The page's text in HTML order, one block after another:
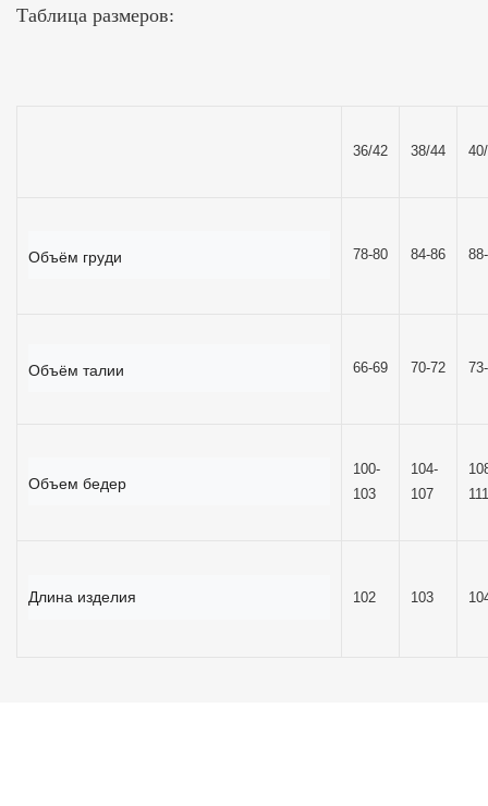
Таблица размеров:
36/42 38/44
Объём груди 78-80 84-86
Объём талии 66-69 70-72
Объем бедер
100-
103
104-
107
111
Длина изделия 102 103